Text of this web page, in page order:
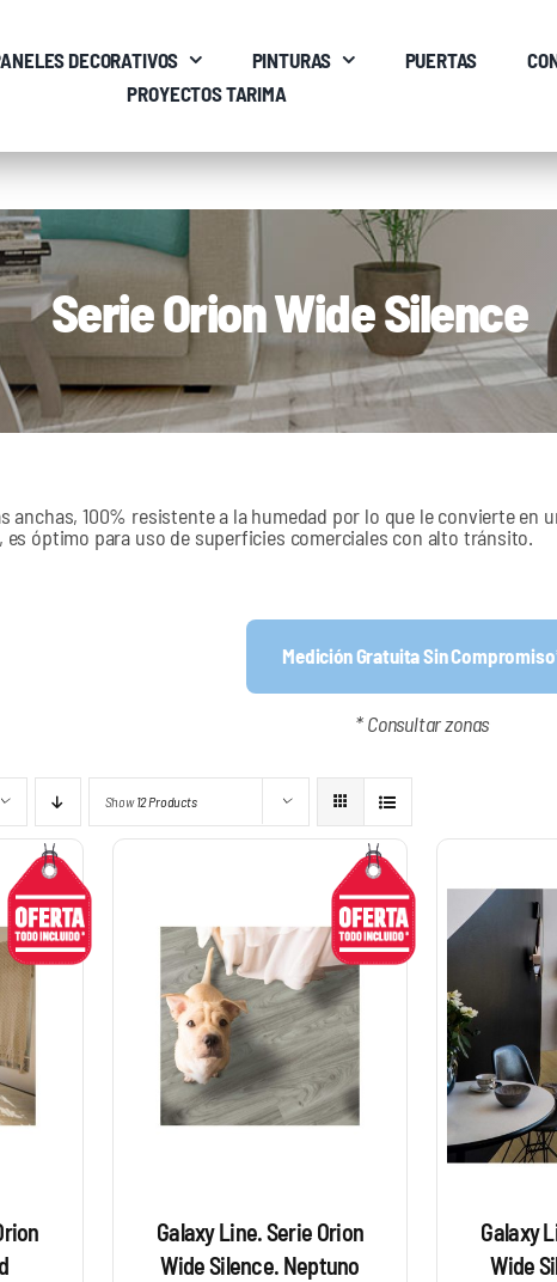
DECORATIVOS PINTURAS PUERTAS
PROYECTOS TARIMA
Serie Orion Wide Silence
anchas, 100% resistente a la humedad por lo que le convierte en
es óptimo para uso de superficies comerciales con alto tránsito.
Medición Gratuita Sin
* Consultar zonas
Show12 Products
Galaxy Line. Serie Orion
Wide Silence. Neptuno
Galaxy
Wide